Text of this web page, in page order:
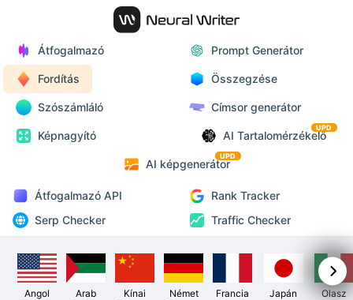
Átfogalmazó Prompt Generátor
Fordítás Összegzése
Szószámláló Címsor generátor
Képnagyító AI Tartalomérzékelő
UPD
AI képgenerátor
UPD
Átfogalmazó API
Rank Tracker
Serp Checker
Traffic Checker
Angol
Arab
Kínai
Német
Francia
Japán
Olasz